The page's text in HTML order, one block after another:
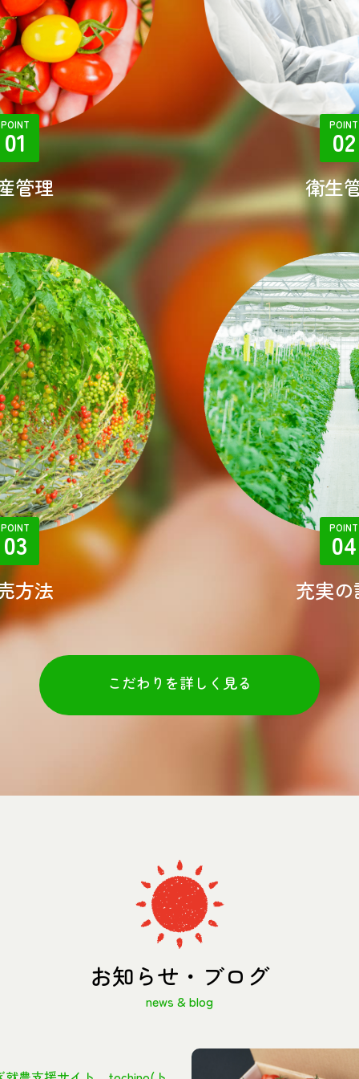
POINT
01
管理
POINT
02
衛生
POINT
03
方法
POINT
04
充実
こだわりを詳しく見る
お知らせ・ブログ
news & blog